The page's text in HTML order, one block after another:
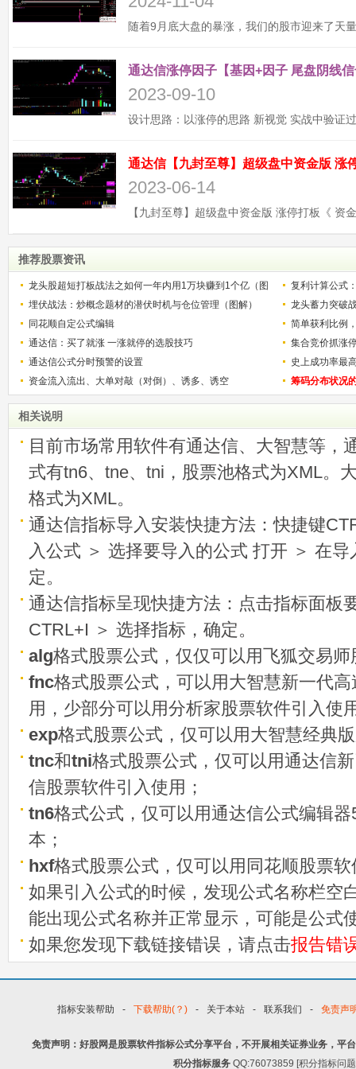
通达信涨停因子【基因+因子 尾盘阴线
2023-09-10
2023-06-14
推荐股票资讯
龙头股超短打板战法之如何一年内用1万块赚到1个亿（图
解）
复利计算公式
少？
埋伏战法：炒概念题材的潜伏时机与仓位管理（图解）
龙头蓄力突破
的技巧（图解
同花顺自定公式编辑
简单获利比例
用
通达信：买了就涨 一涨就停的选股技巧
集合竞价抓涨
通达信公式分时预警的设置
史上成功率最
称选股法宝！
资金流入流出、大单对敲（对倒）、诱多、诱空 筹码分布状况
相关说明
目前市场常用软件有通达信、大智慧等，
式有tn6、tne、tni，股票池格式为XML。
格式为XML。
通达信指标导入安装快捷方法：快捷键
入公式 ＞ 选择要导入的公式 打开 ＞ 在
定。
通达信指标呈现快捷方法：点击指标面板
CTRL+I ＞ 选择指标，确定。
alg格式股票公式，仅仅可以用飞狐交易
fnc格式股票公式，可以用大智慧新一代
用，少部分可以用分析家股票软件引入使
exp格式股票公式，仅可以用大智慧经典
tnc和tni格式股票公式，仅可以用通达信
信股票软件引入使用；
tn6格式公式，仅可以用通达信公式编辑
本；
hxf格式股票公式，仅可以用同花顺股票
如果引入公式的时候，发现公式名称栏空
能出现公式名称并正常显示，可能是公式
如果您发现下载链接错误，请点击报告错
指标安装帮助 - 下载帮助(？) - 关于本站 - 联系我们 - 免责声
免责声明：好股网是股票软件指标公式分享平台，不开展相关证券业务，平
积分指标服务 QQ:76073859 [积分指标问